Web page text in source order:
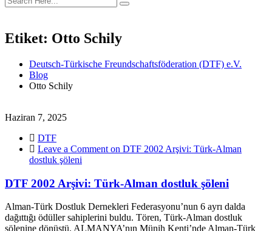
here
Etiket: Otto Schily
Deutsch-Türkische Freundschaftsföderation (DTF) e.V.
Blog
Otto Schily
Haziran 7, 2025
DTF
Leave a Comment on DTF 2002 Arşivi: Türk-Alman
dostluk şöleni
DTF 2002 Arşivi: Türk-Alman dostluk şöleni
Alman-Türk Dostluk Dernekleri Federasyonu’nun 6 ayrı dalda
dağıttığı ödüller sahiplerini buldu. Tören, Türk-Alman dostluk
şölenine dönüştü. ALMANYA’nın Münih Kenti’nde Alman-Türk